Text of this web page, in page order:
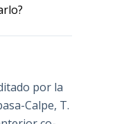
por la
Calpe, T.